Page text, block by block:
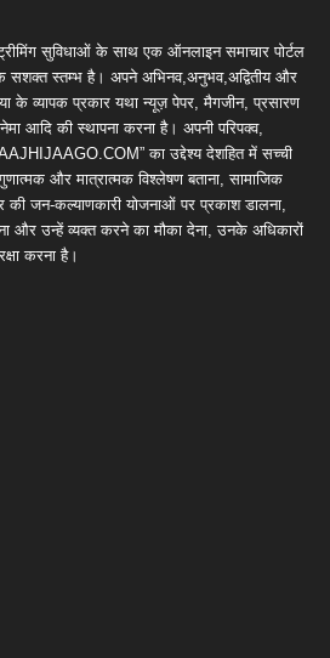
सुविधाओं के साथ एक ऑनलाइन समाचार पोर्टल
सशक्त स्तम्भ है। अपने अभिनव,अनुभव,अद्वितीय और
के व्यापक प्रकार यथा न्यूज़ पेपर, मैगजीन, प्रसारण
आदि की स्थापना करना है। अपनी परिपक्व,
का उद्देश्य देशहित में सच्ची
और मात्रात्मक विश्लेषण बताना, सामाजिक
जन-कल्याणकारी योजनाओं पर प्रकाश डालना,
और उन्हें व्यक्त करने का मौका देना, उनके अधिकारों
करना है।